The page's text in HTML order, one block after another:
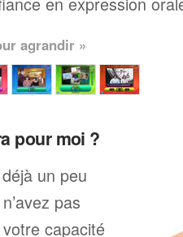
agrandir »
pour moi ?
un peu
pas
capacité